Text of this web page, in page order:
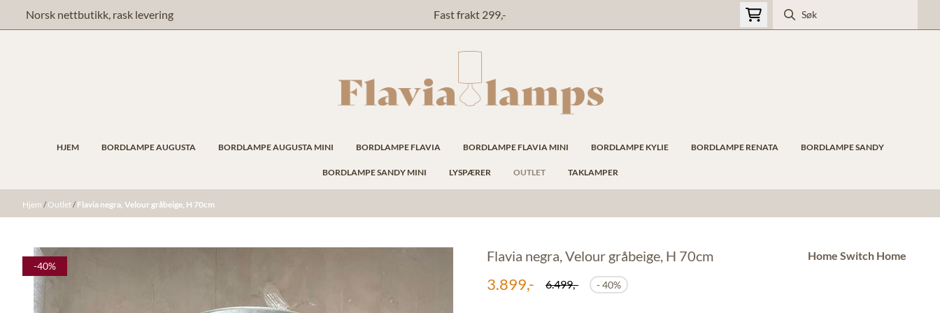
Hopp til innhold
Norsk nettbutikk, rask levering Fast frakt 299,-
HJEM BORDLAMPE AUGUSTA BORDLAMPE AUGUSTA MINI BORDLAMPE FLAVIA BORDLAMPE FLAVIA MINI BORDLAMPE KYLIE BORDLAMPE RENATA BORDLAMPE SANDY
BORDLAMPE SANDY MINI LYSPÆRER OUTLET TAKLAMPER
Hjem /Outlet/Flavia negra, Velour gråbeige, H 70cm
-40%
Flavia negra, Velour gråbeige, H 70cm Home Switch Home
3.899,- 6.499,- - 40%